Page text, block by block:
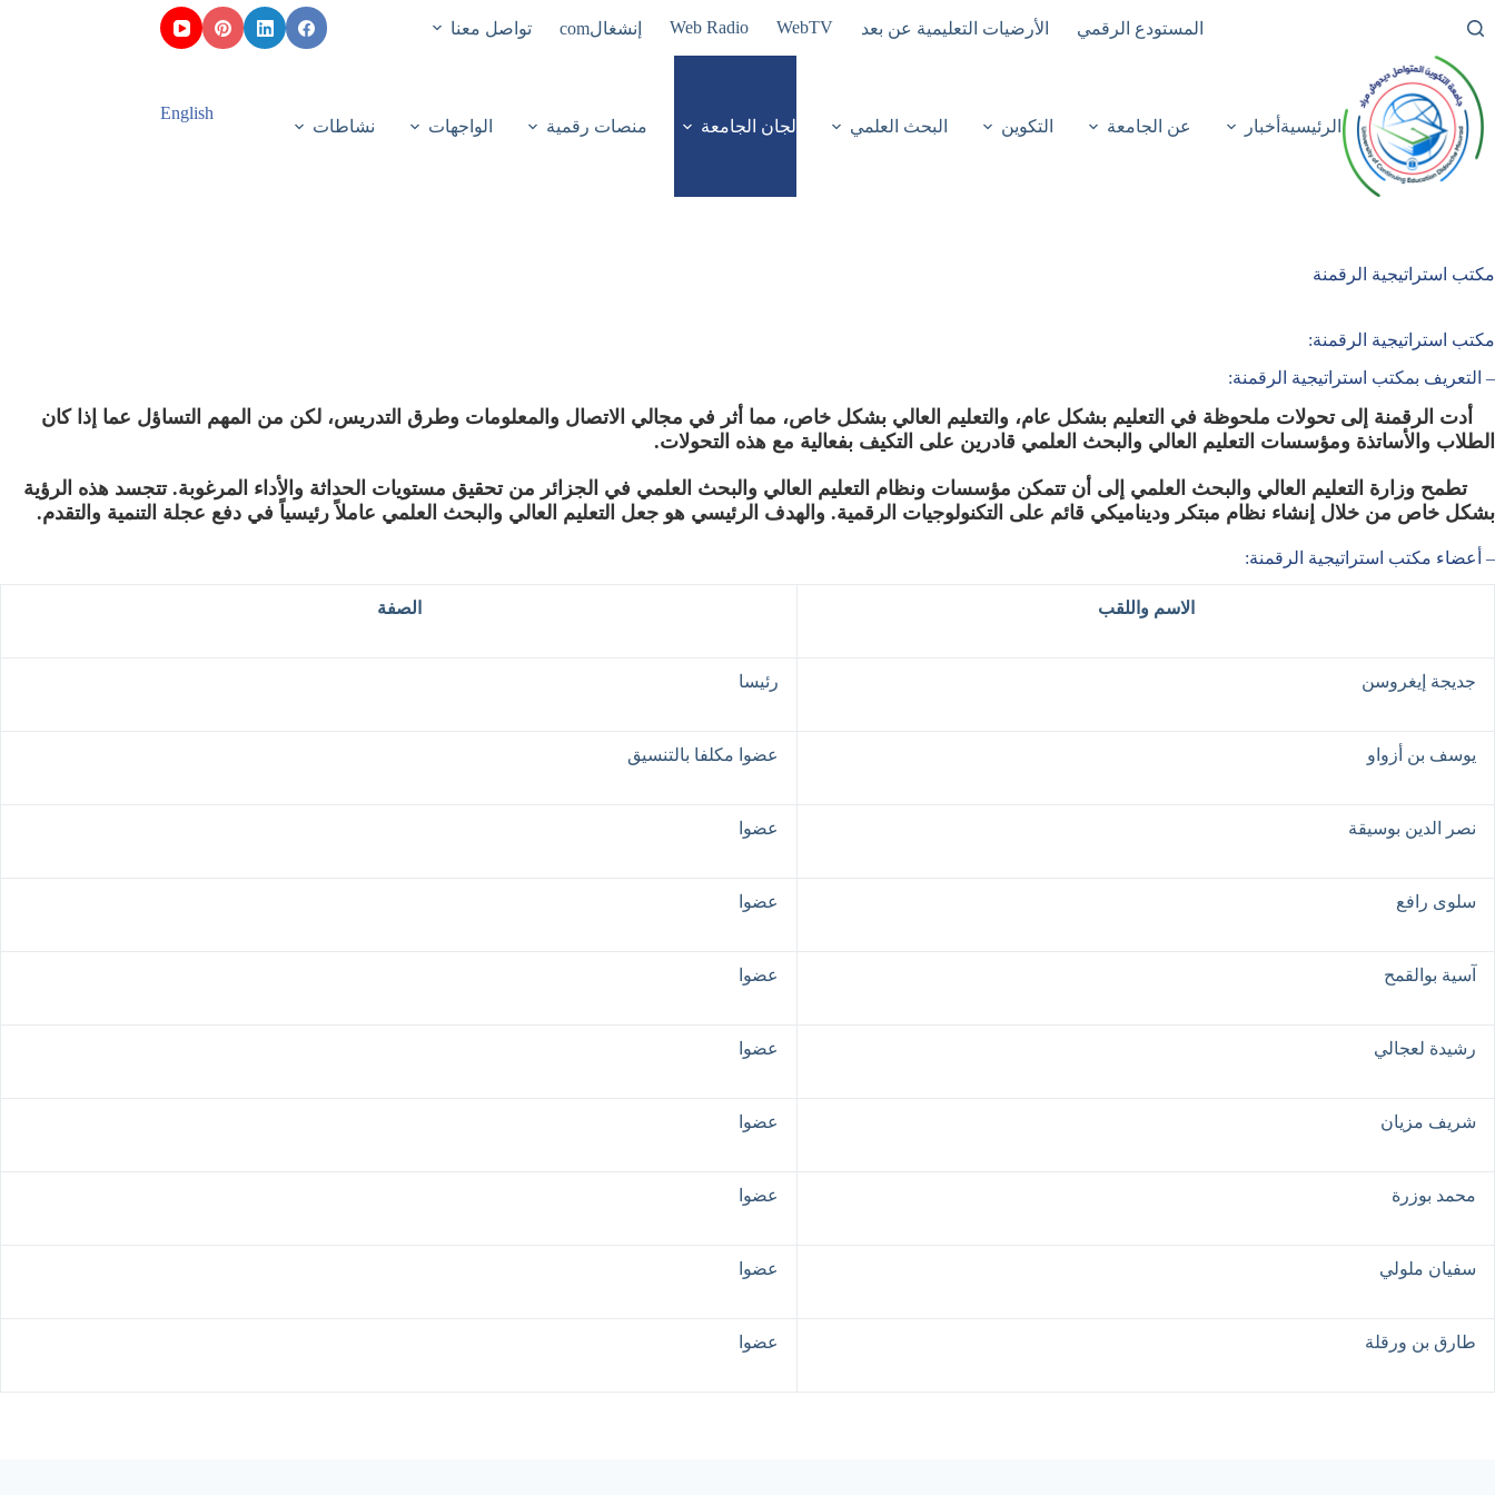
إلى
المحتوى
المستودع الرقمي الأرضيات التعليمية عن بعد WebTV
Web Radio إنشغالcom تواصل معنا
الرئيسية أخبار عن الجامعة التكوين البحث العلمي لجان الجامعة منصات رقمية الواجهات نشاطات
English
مكتب استراتيجية الرقمنة
مكتب استراتيجية الرقمنة:
– التعريف بمكتب استراتيجية الرقمنة:
أدت الرقمنة إلى تحولات ملحوظة في التعليم بشكل عام، والتعليم العالي بشكل خاص، مما أثر في مجالي الاتصال والمعلومات وطرق التدريس، لكن من المهم التساؤل عما إذا كان
الطلاب والأساتذة ومؤسسات التعليم العالي والبحث العلمي قادرين على التكيف بفعالية مع هذه التحولات.
تطمح وزارة التعليم العالي والبحث العلمي إلى أن تتمكن مؤسسات ونظام التعليم العالي والبحث العلمي في الجزائر من تحقيق مستويات الحداثة والأداء المرغوبة. تتجسد هذه الرؤية
بشكل خاص من خلال إنشاء نظام مبتكر وديناميكي قائم على التكنولوجيات الرقمية. والهدف الرئيسي هو جعل التعليم العالي والبحث العلمي عاملاً رئيسياً في دفع عجلة التنمية والتقدم.
– أعضاء مكتب استراتيجية الرقمنة:
الاسم واللقب الصفة
جديجة إيغروسن رئيسا
يوسف بن أزواو عضوا مكلفا بالتنسيق
نصر الدين بوسيقة عضوا
سلوى رافع عضوا
آسية بوالقمح عضوا
رشيدة لعجالي عضوا
شريف مزيان عضوا
محمد بوزرة عضوا
سفيان ملولي عضوا
طارق بن ورقلة عضوا